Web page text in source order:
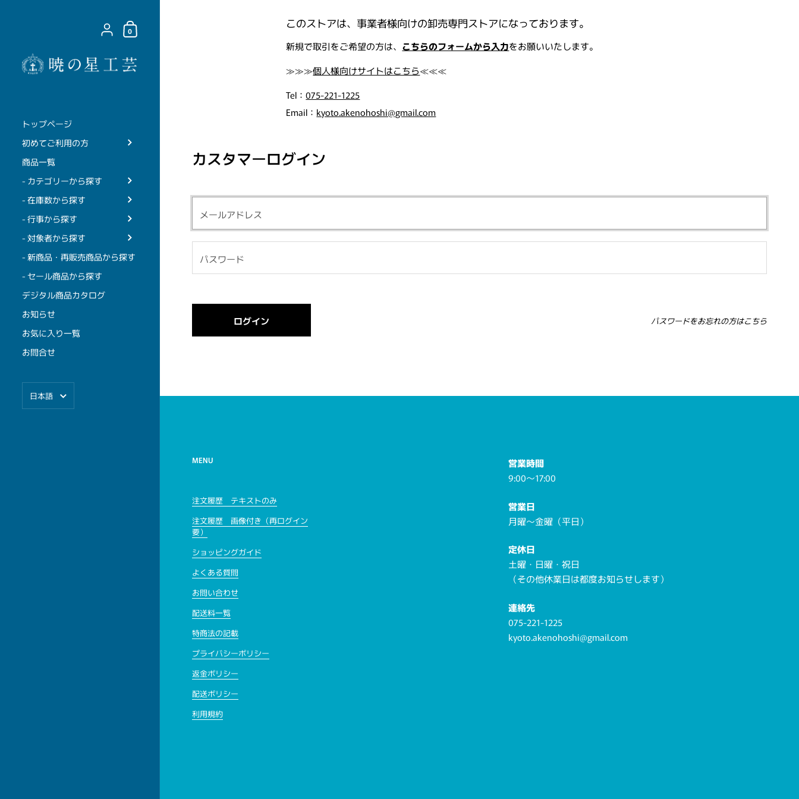
{"title"=>"アカウント", "addresses"=>"住所", "orders"=>"注文"}
ショッピングカート
0
トップページ
初めてご利用の方
商品一覧
- カテゴリーから探す
- 在庫数から探す
- 行事から探す
- 対象者から探す
- 新商品・再販売商品から探す
- セール商品から探す
デジタル商品カタログ
お知らせ
お気に入り一覧
お問合せ
言語
日本語
このストアは、事業者様向けの卸売専門ストアになっております。
新規で取引をご希望の方は、 こちらのフォームから入力をお願いいたします。
≫≫≫個人様向けサイトはこちら≪≪≪
Tel：075-221-1225
Email： kyoto.akenohoshi@gmail.com
カスタマーログイン
パスワードをお忘れの方はこちら
MENU
注文履歴 テキストのみ
注文履歴 画像付き（再ログイン
要）
ショッピングガイド
よくある質問
お問い合わせ
配送料一覧
特商法の記載
プライバシーポリシー
返金ポリシー
配送ポリシー
利用規約
営業時間
9:00～17:00
営業日
月曜～金曜（平日）
定休日
土曜・日曜・祝日
（その他休業日は都度お知らせします）
連絡先
075-221-1225
kyoto.akenohoshi@gmail.com